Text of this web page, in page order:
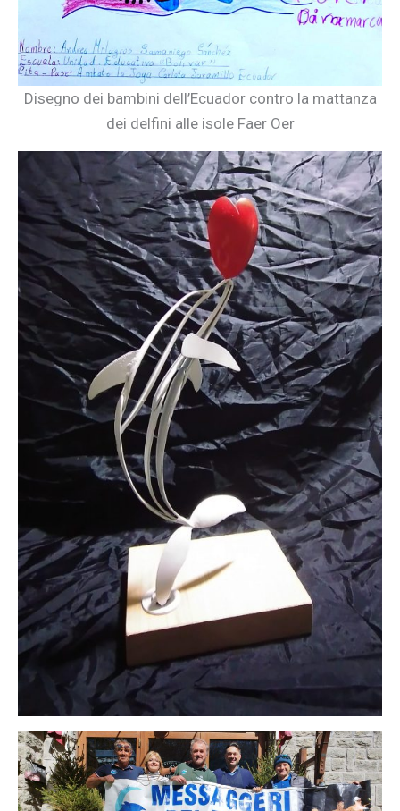
Disegno dei bambini dell’Ecuador contro la mattanza
dei delfini alle isole Faer Oer